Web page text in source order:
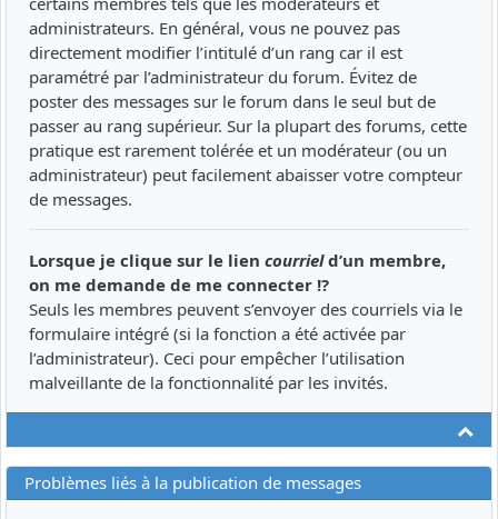
administrateurs. En général, vous ne pouvez pas
directement modifier l’intitulé d’un rang car il est
paramétré par l’administrateur du forum. Évitez de
poster des messages sur le forum dans le seul but de
passer au rang supérieur. Sur la plupart des forums, cette
pratique est rarement tolérée et un modérateur (ou un
administrateur) peut facilement abaisser votre compteur
de messages.
Lorsque je clique sur le lien courrield’un membre,
on me demande de me connecter !?
Seuls les membres peuvent s’envoyer des courriels via le
formulaire intégré (si la fonction a été activée par
l’administrateur). Ceci pour empêcher l’utilisation
malveillante de la fonctionnalité par les invités.
Problèmes liés à la publication de messages